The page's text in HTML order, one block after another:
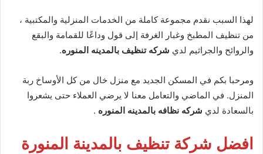
لهذا السبب نقدم مجموعة كاملة من الخدمات المنزلية والمكتبية ،
من تنظيف المطبخ وغبار الغرفة إلى قول وداعًا للقمامة والبقع
والروائح والجراثيم لدي شركه تنظيف بالمدينه المنوره.
ومرحبا بكم في المسكن الجديد مع منزل خال من كل الأوساخ ربة
المنزل. في الماضي والتعامل معنا لا يرضي العملاء حتى يشعروا
بالسعادة لدي شركه نظافه بالمدينه المنوره .
افضل شركة تنظيف بالمدينة المنورة